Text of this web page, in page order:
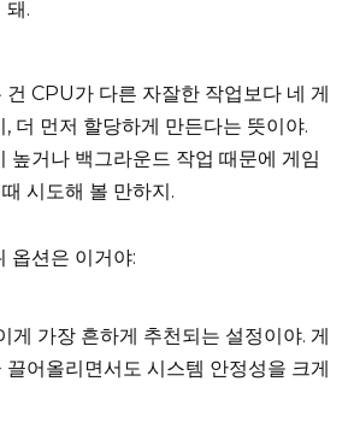
돼.
CPU가 다른 자잘한 작업보다 네 게
더 먼저 할당하게 만든다는 뜻이야.
높거나 백그라운드 작업 때문에 게임
시도해 볼 만하지.
옵션은 이거야:
게 가장 흔하게 추천되는 설정이야. 게
끌어올리면서도 시스템 안정성을 크게